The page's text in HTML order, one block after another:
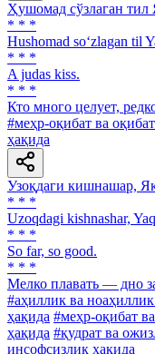
Ҳушомад сўзлаган тил
* * *
Hushomad so‘zlagan til
* * *
A judas kiss.
* * *
Кто много целует,
#меҳр-оқибат ва
ҳақида
Узоқдаги кишнашар,
* * *
Uzoqdagi kishnashar,
* * *
So far, so good.
* * *
Мелко плавать — дно
#аҳиллик ва
ҳақида #меҳр-оқибат
ҳақида #қудрат ва
инсофсизлик ҳақида